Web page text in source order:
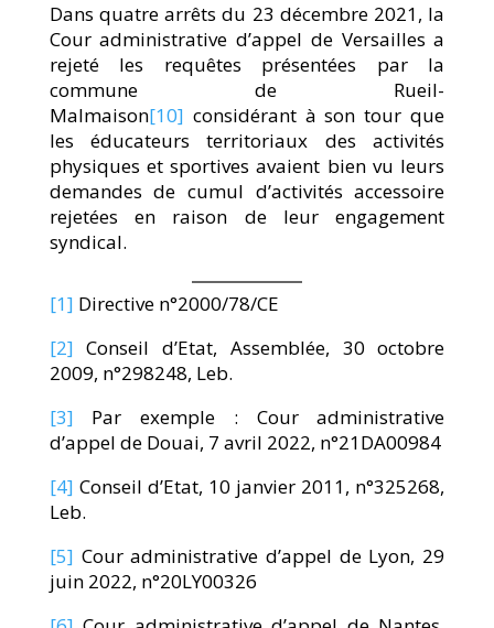
Dans quatre arrêts du 23 décembre 2021, la
Cour administrative d’appel de Versailles a
rejeté les requêtes présentées par la
commune de Rueil-
Malmaison[10] considérant à son tour que
les éducateurs territoriaux des activités
physiques et sportives avaient bien vu leurs
demandes de cumul d’activités accessoire
rejetées en raison de leur engagement
syndical.
[1] Directive n°2000/78/CE
[2] Conseil d’Etat, Assemblée, 30 octobre
2009, n°298248, Leb.
[3] Par exemple : Cour administrative
d’appel de Douai, 7 avril 2022, n°21DA00984
[4] Conseil d’Etat, 10 janvier 2011, n°325268,
Leb.
[5] Cour administrative d’appel de Lyon, 29
juin 2022, n°20LY00326